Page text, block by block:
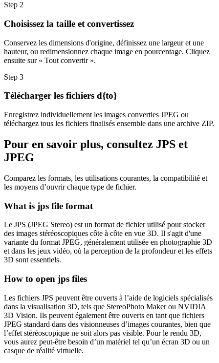
Step 2
Choisissez la taille et convertissez
Conservez les dimensions d'origine, définissez une largeur et une
hauteur, ou redimensionnez chaque image en pourcentage. Cliquez
ensuite sur « Tout convertir ».
Step 3
Télécharger les fichiers d{to}
Enregistrez individuellement les images converties JPEG ou
téléchargez tous les fichiers finalisés ensemble dans une archive ZIP.
Pour en savoir plus, consultez JPS et
JPEG
Comparez les formats, les utilisations courantes, la compatibilité et
les moyens d’ouvrir chaque type de fichier.
What is jps file format
Le JPS (JPEG Stereo) est un format de fichier utilisé pour stocker
des images stéréoscopiques côte à côte en vue 3D. Il s'agit d'une
variante du format JPEG, généralement utilisée en photographie 3D
et dans les jeux vidéo, où la perception de la profondeur et les effets
3D sont essentiels.
How to open jps files
Les fichiers JPS peuvent être ouverts à l’aide de logiciels spécialisés
dans la visualisation 3D, tels que StereoPhoto Maker ou NVIDIA
3D Vision. Ils peuvent également être ouverts en tant que fichiers
JPEG standard dans des visionneuses d’images courantes, bien que
l’effet stéréoscopique ne soit alors pas visible. Pour le rendu 3D,
vous aurez peut-être besoin d’un matériel tel qu’un écran 3D ou un
casque de réalité virtuelle.